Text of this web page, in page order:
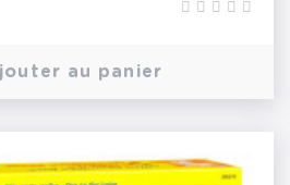
au panier